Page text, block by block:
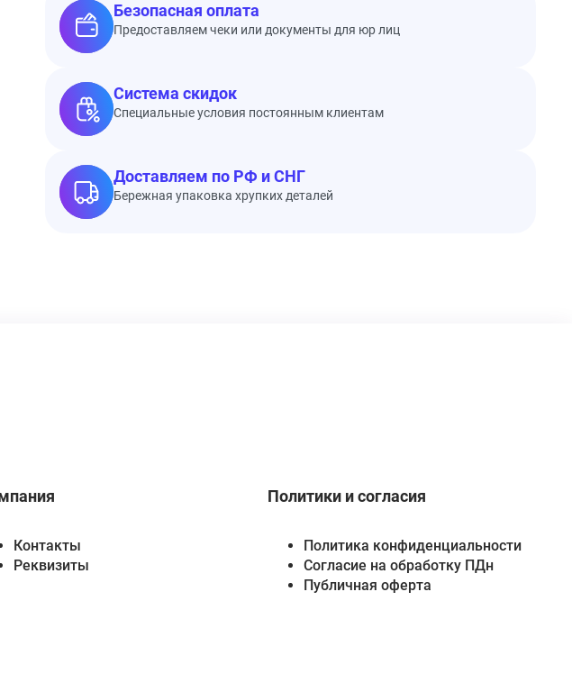
Безопасная оплата
Предоставляем чеки или документы для юр лиц
Система скидок
Специальные условия постоянным клиентам
Доставляем по РФ и СНГ
Бережная упаковка хрупких деталей
Контакты
Реквизиты
Политики и согласия
Политика конфиденциальности
Согласие на обработку ПДн
Публичная оферта